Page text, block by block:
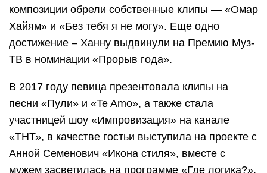
композиции обрели собственные клипы — «Омар
Хайям» и «Без тебя я не могу». Еще одно
достижение – Ханну выдвинули на Премию Муз-
ТВ в номинации «Прорыв года».
В 2017 году певица презентовала клипы на
песни «Пули» и «Te Amo», а также стала
участницей шоу «Импровизация» на канале
«ТНТ», в качестве гостьи выступила на проекте с
Анной Семенович «Икона стиля», вместе с
мужем засветилась на программе «Где логика?».